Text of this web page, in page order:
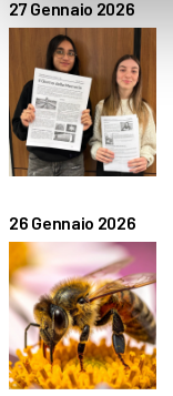
27 Gennaio 2026
26 Gennaio 2026